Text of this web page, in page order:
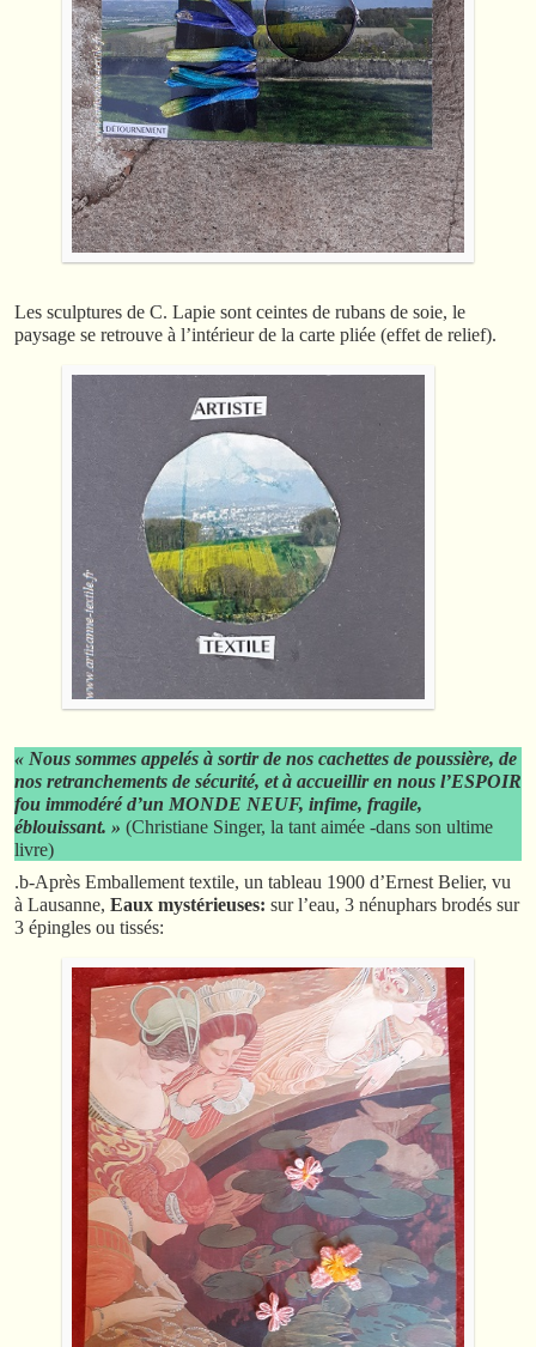
Les sculptures de C. Lapie sont ceintes de rubans de soie, le
paysage se retrouve à l’intérieur de la carte pliée (effet de relief).
« Nous sommes appelés à sortir de nos cachettes de poussière, de
nos retranchements de sécurité, et à accueillir en nous l’ESPOIR
fou immodéré d’un MONDE NEUF, infime, fragile,
éblouissant. » (Christiane Singer, la tant aimée -dans son ultime
livre)
.b-Après Emballement textile, un tableau 1900 d’Ernest Belier, vu
à Lausanne, Eaux mystérieuses: sur l’eau, 3 nénuphars brodés sur
3 épingles ou tissés: